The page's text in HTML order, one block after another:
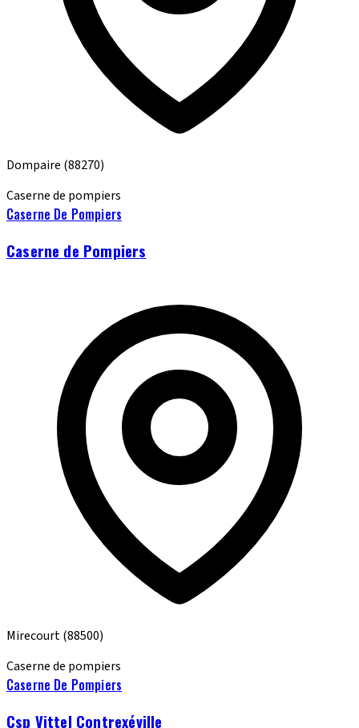
Dompaire (88270)
Caserne de pompiers
Caserne De Pompiers
Caserne de Pompiers
Mirecourt(88500)
Caserne de pompiers
Caserne De Pompiers
Csp Vittel Contrexéville